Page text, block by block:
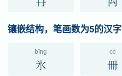
镶嵌结构，笔画数为5的汉字
bīng
氷
cè
冊